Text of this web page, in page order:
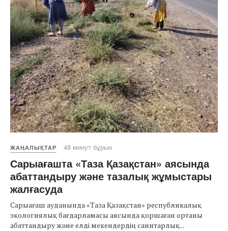
ЖАҢАЛЫҚТАР 48 минут бұрын
Сарыағашта «Таза Қазақстан» аясында
абаттандыру және тазалық жұмыстары
жалғасуда
Сарыағаш ауданында «Таза Қазақстан» республикалық
экологиялық бағдарламасы аясында қоршаған ортаны
абаттандыру және елді мекендердің санитарлық...